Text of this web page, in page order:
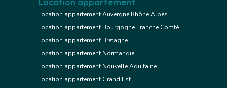
Location appartement Auvergne Rhône Alpes
Location appartement Bourgogne Franche Comté
Location appartement Bretagne
Location appartement Normandie
Location appartement Nouvelle Aquitaine
Location appartement Grand Est